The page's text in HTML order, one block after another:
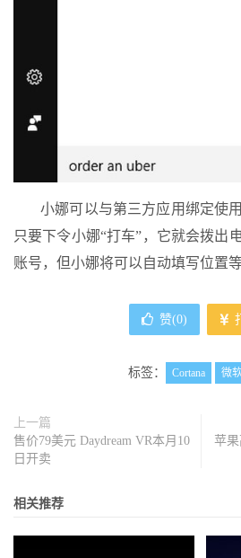
小娜可以与第三方应用绑定使
只要下令小娜“打车”，它就会拨出
账号，但小娜将可以自动填写位置等
赞(0)
标签： Cortana 微
上一篇
售价79美元 Daydream VR本月10
日开卖
苹果
相关推荐